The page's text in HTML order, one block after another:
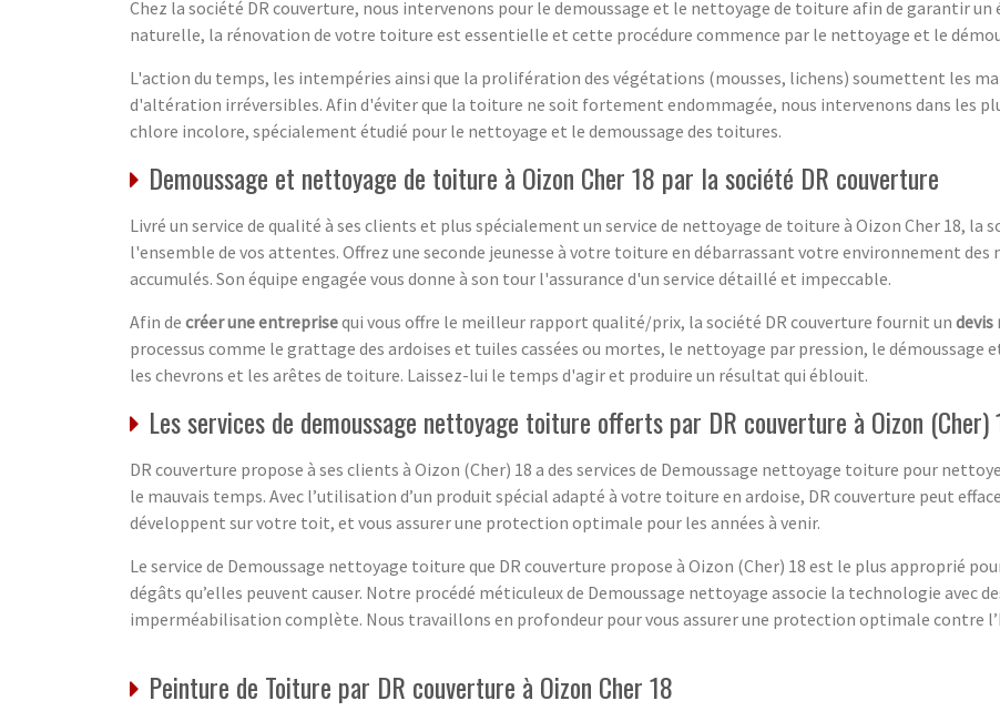
Chez la société DR couverture, nous intervenons pour le demoussage et le nettoyage de toiture afin de garantir
naturelle, la rénovation de votre toiture est essentielle et cette procédure commence par le nettoyage et le
L'action du temps, les intempéries ainsi que la prolifération des végétations (mousses, lichens) soumettent les
d'altération irréversibles. Afin d'éviter que la toiture ne soit fortement endommagée, nous intervenons dans les
chlore incolore, spécialement étudié pour le nettoyage et le demoussage des toitures.
Demoussage et nettoyage de toiture à Oizon Cher 18 par la société DR couverture
Livré un service de qualité à ses clients et plus spécialement un service de nettoyage de toiture à Oizon Cher 18, la
l'ensemble de vos attentes. Offrez une seconde jeunesse à votre toiture en débarrassant votre environnement des
accumulés. Son équipe engagée vous donne à son tour l'assurance d'un service détaillé et impeccable.
Afin de créer une entreprisequi vous offre le meilleur rapport qualité/prix, la société DR couverture fournit un
processus comme le grattage des ardoises et tuiles cassées ou mortes, le nettoyage par pression, le
les chevrons et les arêtes de toiture. Laissez-lui le temps d'agir et produire un résultat qui éblouit.
Les services de demoussage nettoyage toiture offerts par DR couverture à Oizon (Cher)
DR couverture propose à ses clients à Oizon (Cher) 18 a des services de Demoussage nettoyage toiture pour
le mauvais temps. Avec l’utilisation d’un produit spécial adapté à votre toiture en ardoise, DR couverture peut
développent sur votre toit, et vous assurer une protection optimale pour les années à venir.
Le service de Demoussage nettoyage toiture que DR couverture propose à Oizon (Cher) 18 est le plus approprié
dégâts qu’elles peuvent causer. Notre procédé méticuleux de Demoussage nettoyage associe la technologie avec
imperméabilisation complète. Nous travaillons en profondeur pour vous assurer une protection optimale contre
Peinture de Toiture par DR couverture à Oizon Cher 18